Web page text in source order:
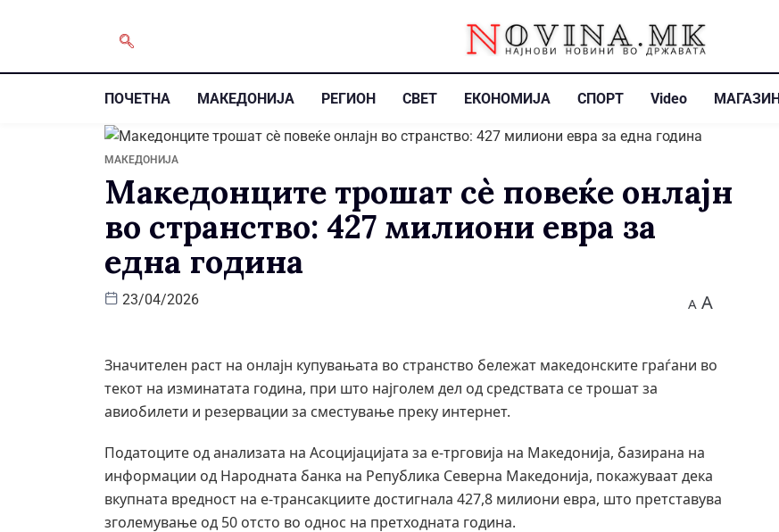
ПОЧЕТНА МАКЕДОНИЈА РЕГИОН СВЕТ ЕКОНОМИЈА СПОРТ Video МАГАЗИН
МАКЕДОНИЈА
Македонците трошат сè повеќе онлајн
во странство: 427 милиони евра за
една година
23/04/2026 A A
Значителен раст на онлајн купувањата во странство бележат македонските граѓани во
текот на изминатата година, при што најголем дел од средствата се трошат за
авиобилети и резервации за сместување преку интернет.
Податоците од анализата на Асоцијацијата за е-трговија на Македонија, базирана на
информации од Народната банка на Република Северна Македонија, покажуваат дека
вкупната вредност на е-трансакциите достигнала 427,8 милиони евра, што претставува
зголемување од 50 отсто во однос на претходната година.